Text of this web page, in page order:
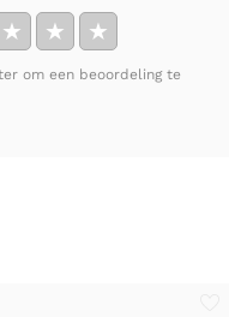
★ ★ ★
om een beoordeling te